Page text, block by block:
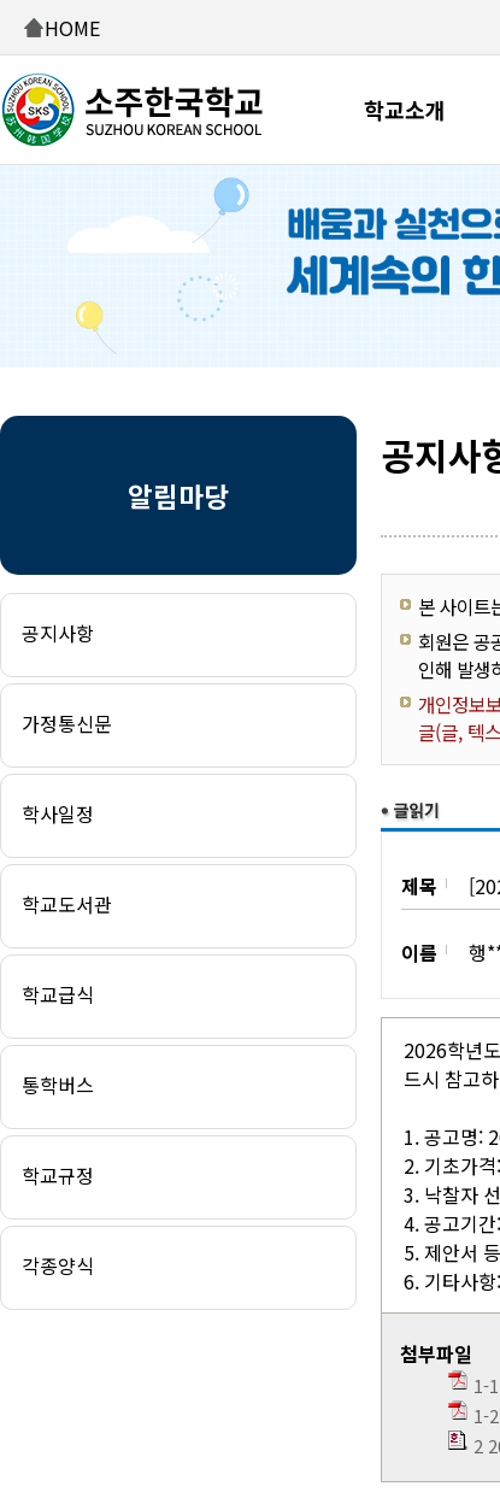
HOME
학교소개
알림마당
공지사항
가정통신문
학사일정
1학기
학교도서관
도서관소개
학교급식
통학버스
학교규정
각종양식
공지사
본 사이트
회원은 공
인해 발생
개인정보
글(글, 텍
제목
이름 행
2026학년
드시 참고
1. 공고명:
2. 기초가
3. 낙찰자
4. 공고기
5. 제안서
6. 기타사
첨부파일
1-
1-
2